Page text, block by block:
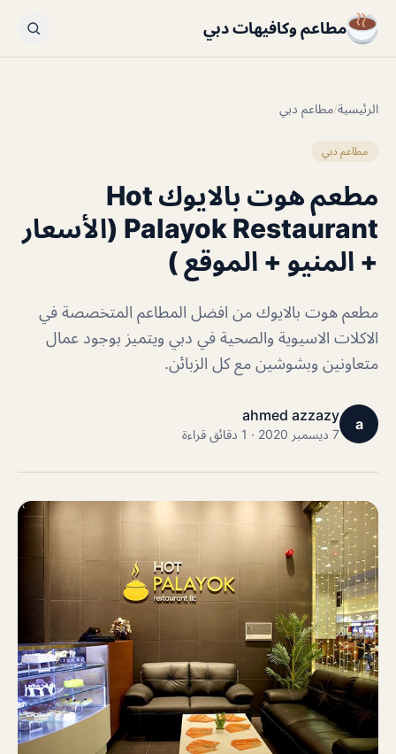
مطاعم وكافيهات دبي
الرئيسية/مطاعم دبي
مطاعم دبي
مطعم هوت بالايوك Hot
Palayok Restaurant (الأسعار
+ المنيو + الموقع )
مطعم هوت بالايوك من افضل المطاعم المتخصصة في
الاكلات الاسيوية والصحية في دبي ويتميز بوجود عمال
متعاونين وبشوشين مع كل الزبائن.
a
ahmed azzazy
7 ديسمبر 2020 · 1 دقائق قراءة